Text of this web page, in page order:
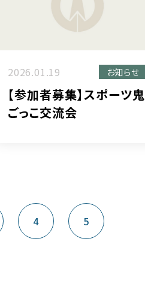
2026.01.19 お知らせ
【参加者募集】スポーツ鬼
ごっこ交流会
4 5